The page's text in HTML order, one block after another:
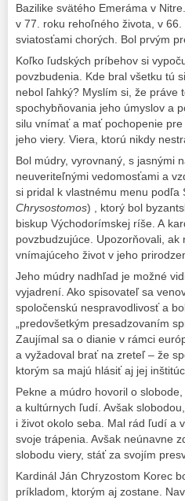
Bazilike svätého Emeráma v
v 77. roku rehoľného života, v
sviatosťami chorých. Bol prvým
Koľko ľudských príbehov si
povzbudenia. Kde bral všetku tú
nebol ľahký? Myslím si, že práve
spochybňovania jeho úmyslov a
silu vnímať a mať pochopenie
jeho viery. Viera, ktorú nikdy
Bol múdry, vyrovnaný, s jasnými
neuveriteľnými vedomosťami a
si pridal k vlastnému menu podľa
Chrysostomos) , ktorý bol
biskup Východorímskej ríše. A
povzbudzujúce. Upozorňovali,
vnímajúceho život v jeho
Jeho múdry nadhľad je možné
vyjadrení. Ako spisovateľ sa
spoločenskú nespravodlivosť a
„predovšetkým presadzovaním
Zaujímal sa o dianie v rámci
a vyžadoval brať na zreteľ – že
ktorým sa majú hlásiť aj jej
Pekne a múdro hovoril o
a kultúrnych ľudí. Avšak
i život okolo seba. Mal rád ľudí a
svoje trápenia. Avšak neúnavne
slobodu viery, stáť za svojím
Kardinál Ján Chryzostom Korec
príkladom, ktorým aj zostane.